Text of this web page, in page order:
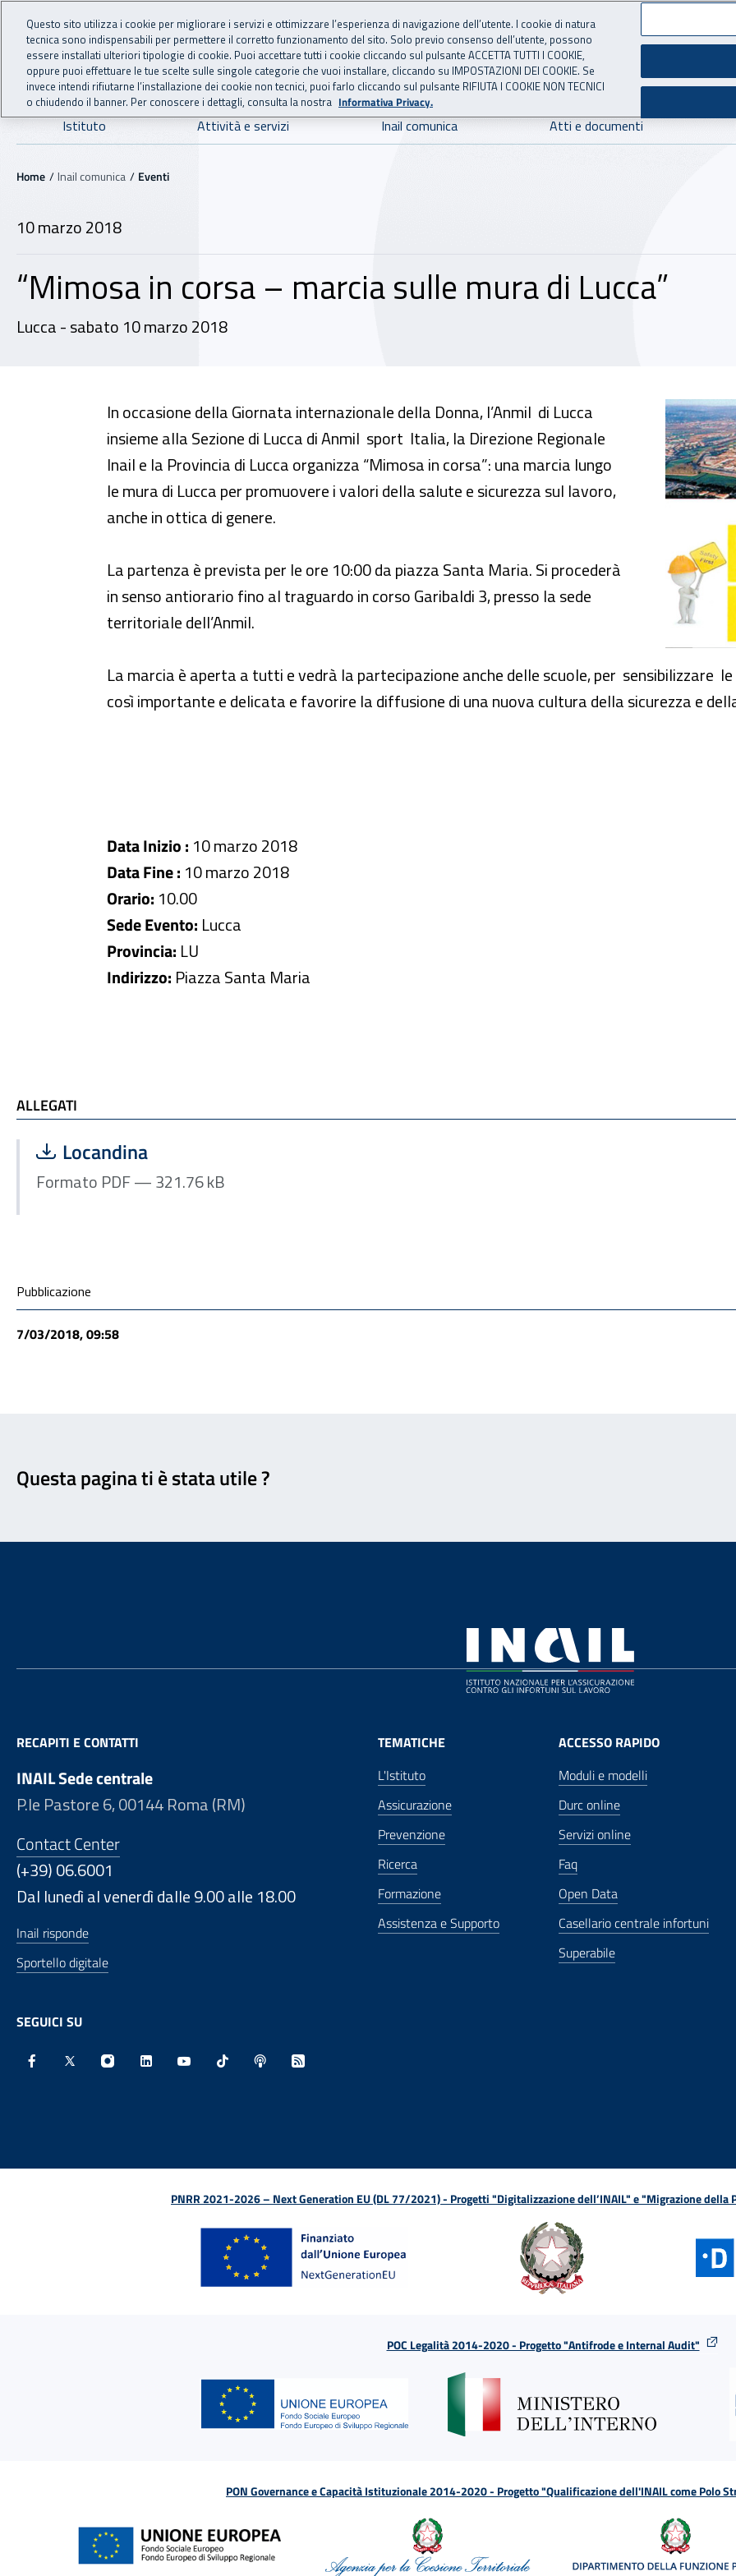
Vai al menu principale
Vai al contenuto principale
INAIL - Istituto Nazionale per l'Assicurazione
Navigazione principale
Istituto Attività e servizi Inail comunica Atti e documenti
Navigazione - Ti trovi in:
Home Inail comunica Eventi
10 marzo 2018
“Mimosa in corsa – marcia sulle mura di Lucca”
Lucca - sabato 10 marzo 2018
“Mimosa in corsa – marcia sulle mura di Lucca”
In occasione della Giornata internazionale della Donna, l’Anmil di Lucca
insieme alla Sezione di Lucca di Anmil sport Italia, la Direzione Regionale
Inail e la Provincia di Lucca organizza “Mimosa in corsa”: una marcia lungo
le mura di Lucca per promuovere i valori della salute e sicurezza sul lavoro,
anche in ottica di genere.
La partenza è prevista per le ore 10:00 da piazza Santa Maria. Si procederà
in senso antiorario fino al traguardo in corso Garibaldi 3, presso la sede
territoriale dell’Anmil.
La marcia è aperta a tutti e vedrà la partecipazione anche delle scuole, per sensibilizzare
così importante e delicata e favorire la diffusione di una nuova cultura della sicurezza e
Data Inizio : 10 marzo 2018
Data Fine : 10 marzo 2018
Orario: 10.00
Sede Evento: Lucca
Provincia: LU
Indirizzo: Piazza Santa Maria
ALLEGATI
ALLEGATI
Scarica file:
Locandina
Formato PDF — 321.76 kB
Condivisione social
Pubblicazione
7/03/2018, 09:58
Questa pagina ti è stata utile ?
RECAPITI E CONTATTI
INAIL Sede centrale
P.le Pastore 6, 00144 Roma (RM)
Contact Center
(+39) 06.6001
Dal lunedì al venerdì dalle 9.00 alle 18.00
Inail risponde
Sportello digitale
SEGUICI SU
TEMATICHE
L'Istituto
Assicurazione
Prevenzione
Ricerca
Formazione
Assistenza e Supporto
ACCESSO RAPIDO
Moduli e modelli
Durc online
Servizi online
Faq
Open Data
Casellario centrale infortuni
Superabile
PNRR 2021-2026 – Next Generation EU (DL 77/2021) - Progetti "Digitalizzazione dell’INAIL" e "Migrazione della
POC Legalità 2014-2020 - Progetto "Antifrode e Internal Audit"
PON Governance e Capacità Istituzionale 2014-2020 - Progetto "Qualificazione dell'INAIL come Polo
Questo sito utilizza i cookie per migliorare i servizi e ottimizzare l’esperienza di navigazione dell’utente. I cookie di natura
tecnica sono indispensabili per permettere il corretto funzionamento del sito. Solo previo consenso dell’utente, possono
essere installati ulteriori tipologie di cookie. Puoi accettare tutti i cookie cliccando sul pulsante ACCETTA TUTTI I COOKIE,
oppure puoi effettuare le tue scelte sulle singole categorie che vuoi installare, cliccando su IMPOSTAZIONI DEI COOKIE. Se
invece intendi rifiutarne l’installazione dei cookie non tecnici, puoi farlo cliccando sul pulsante RIFIUTA I COOKIE NON TECNICI
o chiudendo il banner. Per conoscere i dettagli, consulta la nostra Informativa Privacy.